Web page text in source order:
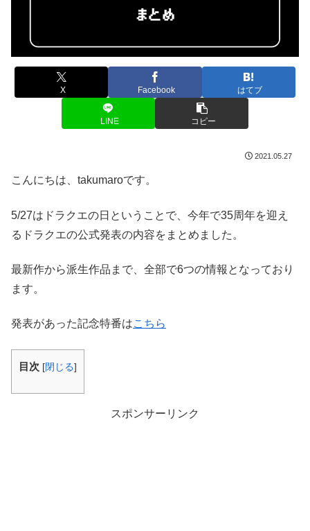
X Facebook はてブ
LINE コピー
2021.05.27
こんにちは、takumaroです。
5/27はドラクエの日ということで、今年で35周年を迎え
るドラクエの公式発表の内容をまとめました。
最新作から派生作品まで、全部で6つの情報となっており
ます。
発表があった記念特番はこちら
目次 [閉じる]
スポンサーリンク